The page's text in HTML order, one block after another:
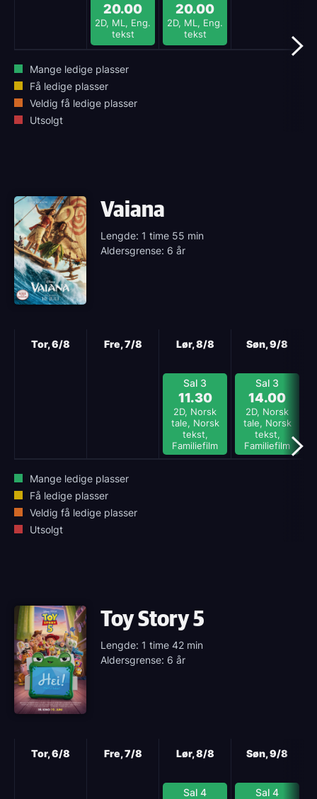
20.00
2D, ML, Eng.
tekst
20.00
2D, ML, Eng.
tekst
Mange ledige plasser
Få ledige plasser
Veldig få ledige plasser
Utsolgt
Vaiana
Lengde: 1 time 55 min
Aldersgrense: 6 år
Tor, 6/8 Fre, 7/8 Lør, 8/8
Sal 3
11.30
2D, Norsk
tale, Norsk
tekst,
Familiefilm
Søn, 9/8
Sal 3
14.00
2D, Norsk
tale, Norsk
tekst,
Familiefilm
Mange ledige plasser
Få ledige plasser
Veldig få ledige plasser
Utsolgt
Toy Story 5
Lengde: 1 time 42 min
Aldersgrense: 6 år
Tor, 6/8 Fre, 7/8 Lør, 8/8
Sal 4
Søn, 9/8
Sal 4